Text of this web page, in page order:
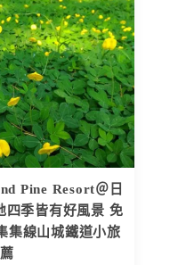
Pine Resort＠日
四季皆有好風景 免
集線山城鐵道小旅